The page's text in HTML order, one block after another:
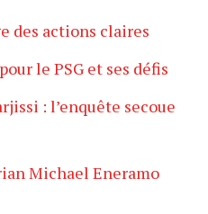
des actions claires
le PSG et ses défis
: l’enquête secoue
Michael Eneramo